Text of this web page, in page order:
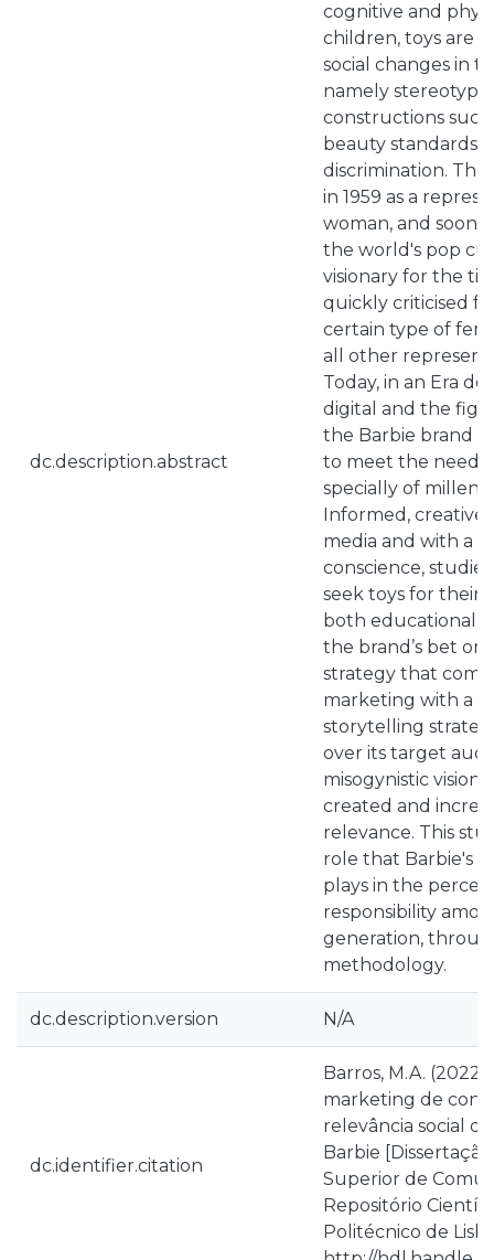
dc.description.abstract
cognitive and
children, toys are
social changes in
namely
constructions
beauty standards
discrimination.
in 1959 as a
woman, and soon
the world's pop
visionary for the
quickly criticised
certain type of
all other
Today, in an Era
digital and the
the Barbie brand
to meet the needs
specially of
Informed, creative,
media and with a
conscience,
seek toys for their
both educational
the brand’s bet
strategy that
marketing with a
storytelling
over its target
misogynistic vision
created and
relevance. This
role that Barbie's
plays in the
responsibility
generation,
methodology.
dc.description.version N/A
dc.identifier.citation
Barros, M.A.
marketing de
relevância social
Barbie
Superior de
Repositório
Politécnico de